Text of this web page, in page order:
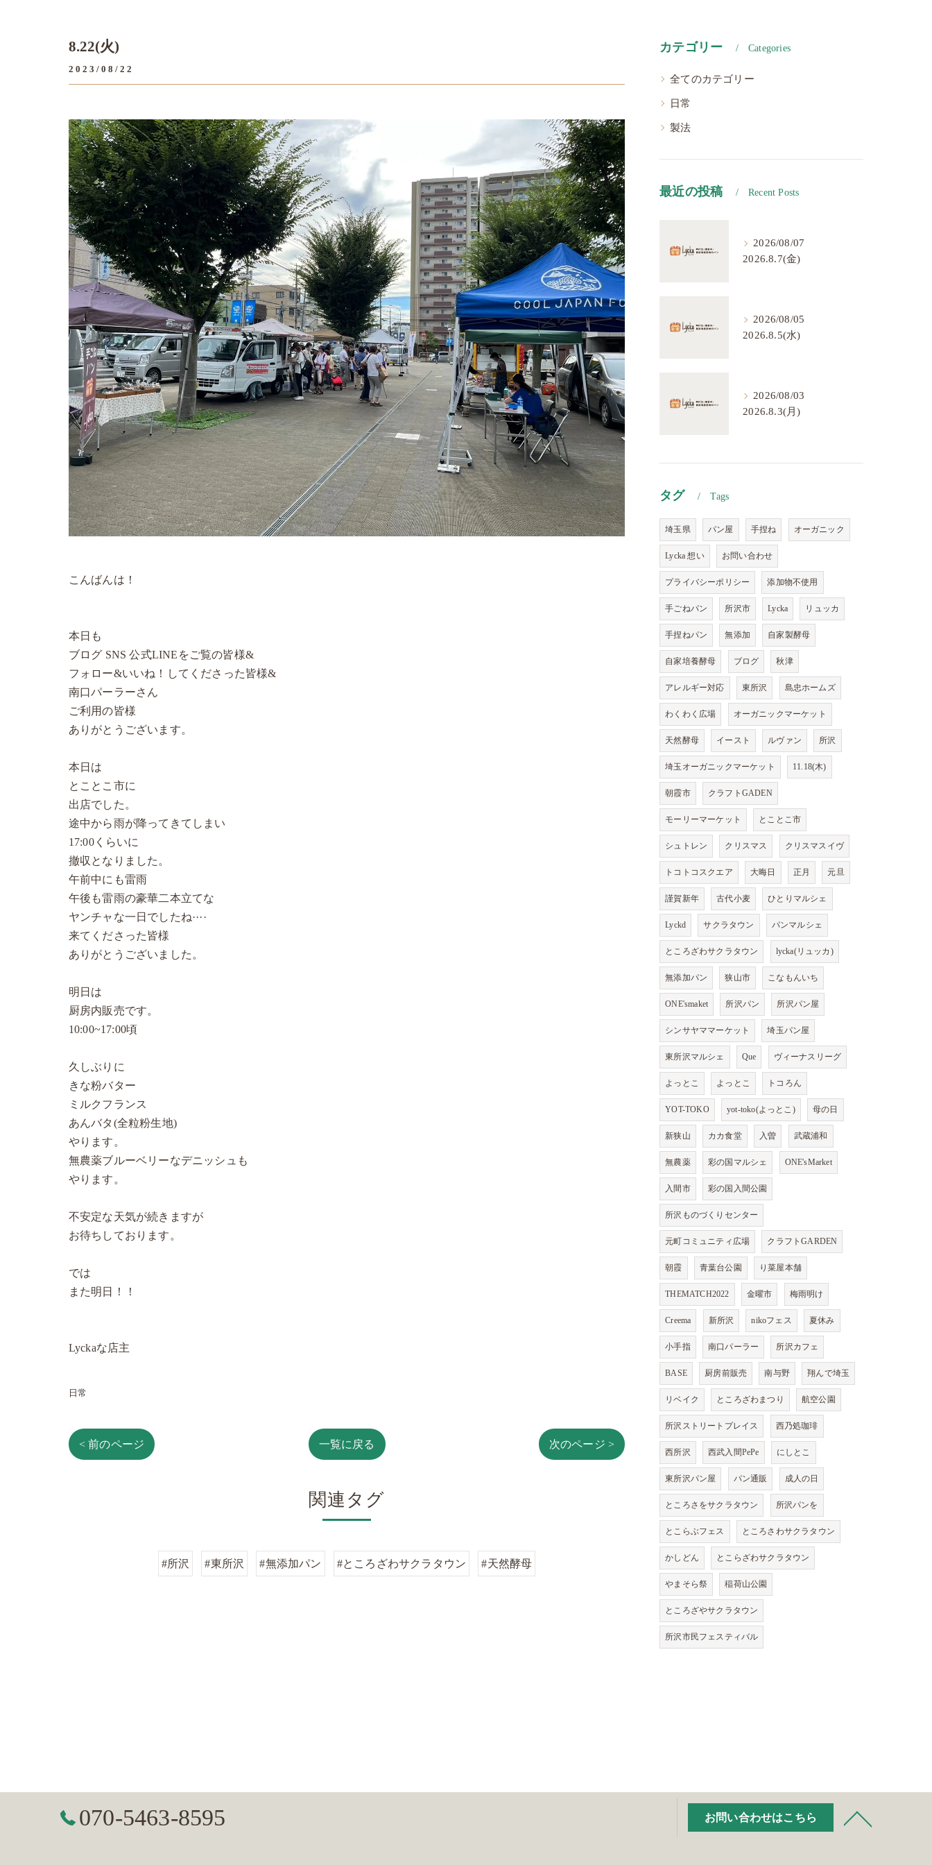
8.22(火)
2023/08/22
こんばんは！
本日も
ブログ SNS 公式LINEをご覧の皆様&
フォロー&いいね！してくださった皆様&
南口パーラーさん
ご利用の皆様
ありがとうございます。
本日は
とことこ市に
出店でした。
途中から雨が降ってきてしまい
17:00くらいに
撤収となりました。
午前中にも雷雨
午後も雷雨の豪華二本立てな
ヤンチャな一日でしたね····
来てくださった皆様
ありがとうございました。
明日は
厨房内販売です。
10:00~17:00頃
久しぶりに
きな粉バター
ミルクフランス
あんバタ(全粒粉生地)
やります。
無農薬ブルーベリーなデニッシュも
やります。
不安定な天気が続きますが
お待ちしております。
では
また明日！！
Lyckaな店主
日常
< 前のページ 一覧に戻る 次のページ >
関連タグ
#所沢 #東所沢 #無添加パン #ところざわサクラタウン #天然酵母
カテゴリー Categories
全てのカテゴリー
日常
製法
最近の投稿 Recent Posts
2026/08/07
2026.8.7(金)
2026/08/05
2026.8.5(水)
2026/08/03
2026.8.3(月)
タグ Tags
埼玉県 パン屋 手捏ね オーガニック
Lycka 想い お問い合わせ
プライバシーポリシー 添加物不使用
手ごねパン 所沢市 Lycka リュッカ
手捏ねパン 無添加 自家製酵母
自家培養酵母 ブログ 秋津
アレルギー対応 東所沢 島忠ホームズ
わくわく広場 オーガニックマーケット
天然酵母 イースト ルヴァン 所沢
埼玉オーガニックマーケット 11.18(木)
朝霞市 クラフトGADEN
モーリーマーケット とことこ市
シュトレン クリスマス クリスマスイヴ
トコトコスクエア 大晦日 正月 元旦
謹賀新年 古代小麦 ひとりマルシェ
Lyckd サクラタウン パンマルシェ
ところざわサクラタウン lycka(リュッカ)
無添加パン 狭山市 こなもんいち
ONE'smaket 所沢パン 所沢パン屋
シンサヤママーケット 埼玉パン屋
東所沢マルシェ Que ヴィーナスリーグ
よっとこ よっとこ トコろん
YOT-TOKO yot-toko(よっとこ) 母の日
新狭山 カカ食堂 入曽 武蔵浦和
無農薬 彩の国マルシェ ONE'sMarket
入間市 彩の国入間公園
所沢ものづくりセンター
元町コミュニティ広場 クラフトGARDEN
朝霞 青葉台公園 り菜屋本舗
THEMATCH2022 金曜市 梅雨明け
Creema 新所沢 nikoフェス 夏休み
小手指 南口パーラー 所沢カフェ
BASE 厨房前販売 南与野 翔んで埼玉
リベイク ところざわまつり 航空公園
所沢ストリートプレイス 西乃処珈琲
西所沢 西武入間PePe にしとこ
東所沢パン屋 パン通販 成人の日
ところさをサクラタウン 所沢パンを
とこらぶフェス ところさわサクラタウン
かしどん とこらざわサクラタウン
やまそら祭 稲荷山公園
ところざやサクラタウン
所沢市民フェスティバル
070-5463-8595 お問い合わせはこちら